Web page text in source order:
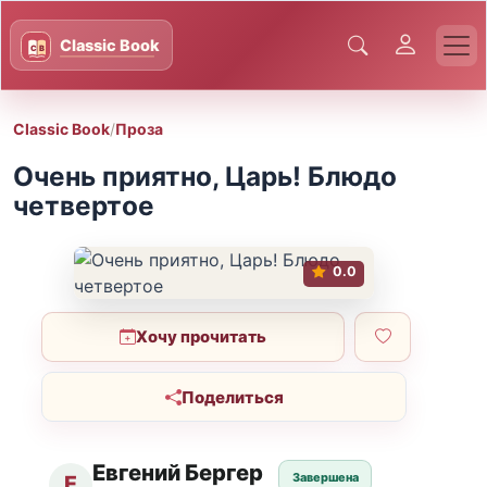
Classic Book/Проза
Очень приятно, Царь! Блюдо
четвертое
0.0
Хочу прочитать
Поделиться
Евгений Бергер Завершена